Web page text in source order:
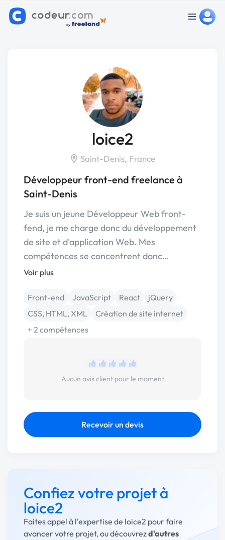
loice2
Saint-Denis, France
Développeur front-end freelance à
Saint-Denis
Je suis un jeune Développeur Web front-
fend, je me charge donc du développement
de site et d'application Web. Mes
compétences se concentrent donc…
Voir plus
Front-end JavaScript React
jQuery
CSS, HTML, XML
Création de site internet
+ 2 compétences
Aucun avis client pour le moment
Recevoir un devis
Confiez votre projet à
loice2
Faites appel à l'expertise de loice2 pour faire
avancer votre projet, ou découvrezd'autres